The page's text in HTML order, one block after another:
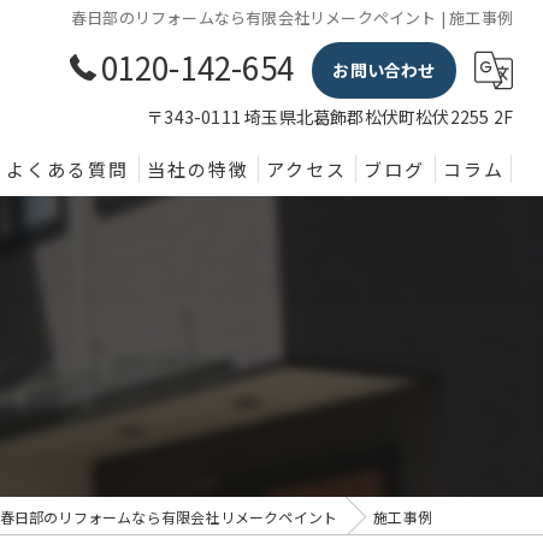
春日部のリフォームなら有限会社リメークペイント | 施工事例
0120-142-654
お問い合わせ
〒343-0111 埼玉県北葛飾郡松伏町松伏2255 2F
よくある質問 当社の特徴 アクセス ブログ コラム
春日部のリフォームなら有限会社リメークペイント 施工事例